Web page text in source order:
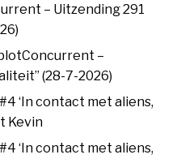
– Uitzending 291
–
(28-7-2026)
‘In contact met aliens,
Kevin
‘In contact met aliens,